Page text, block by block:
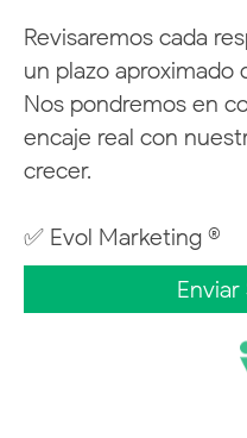
Revisaremos cada
un plazo aproximado
Nos pondremos en
encaje real con
crecer.
✅ Evol Marketing ®